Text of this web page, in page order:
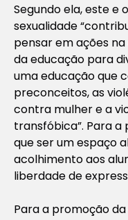
Segundo ela, este e
sexualidade
pensar em ações
da educação para
uma educação que
preconceitos, as
contra mulher e a
transfóbica”. Para a
que ser um espaço
acolhimento aos
liberdade de
Para a promoção